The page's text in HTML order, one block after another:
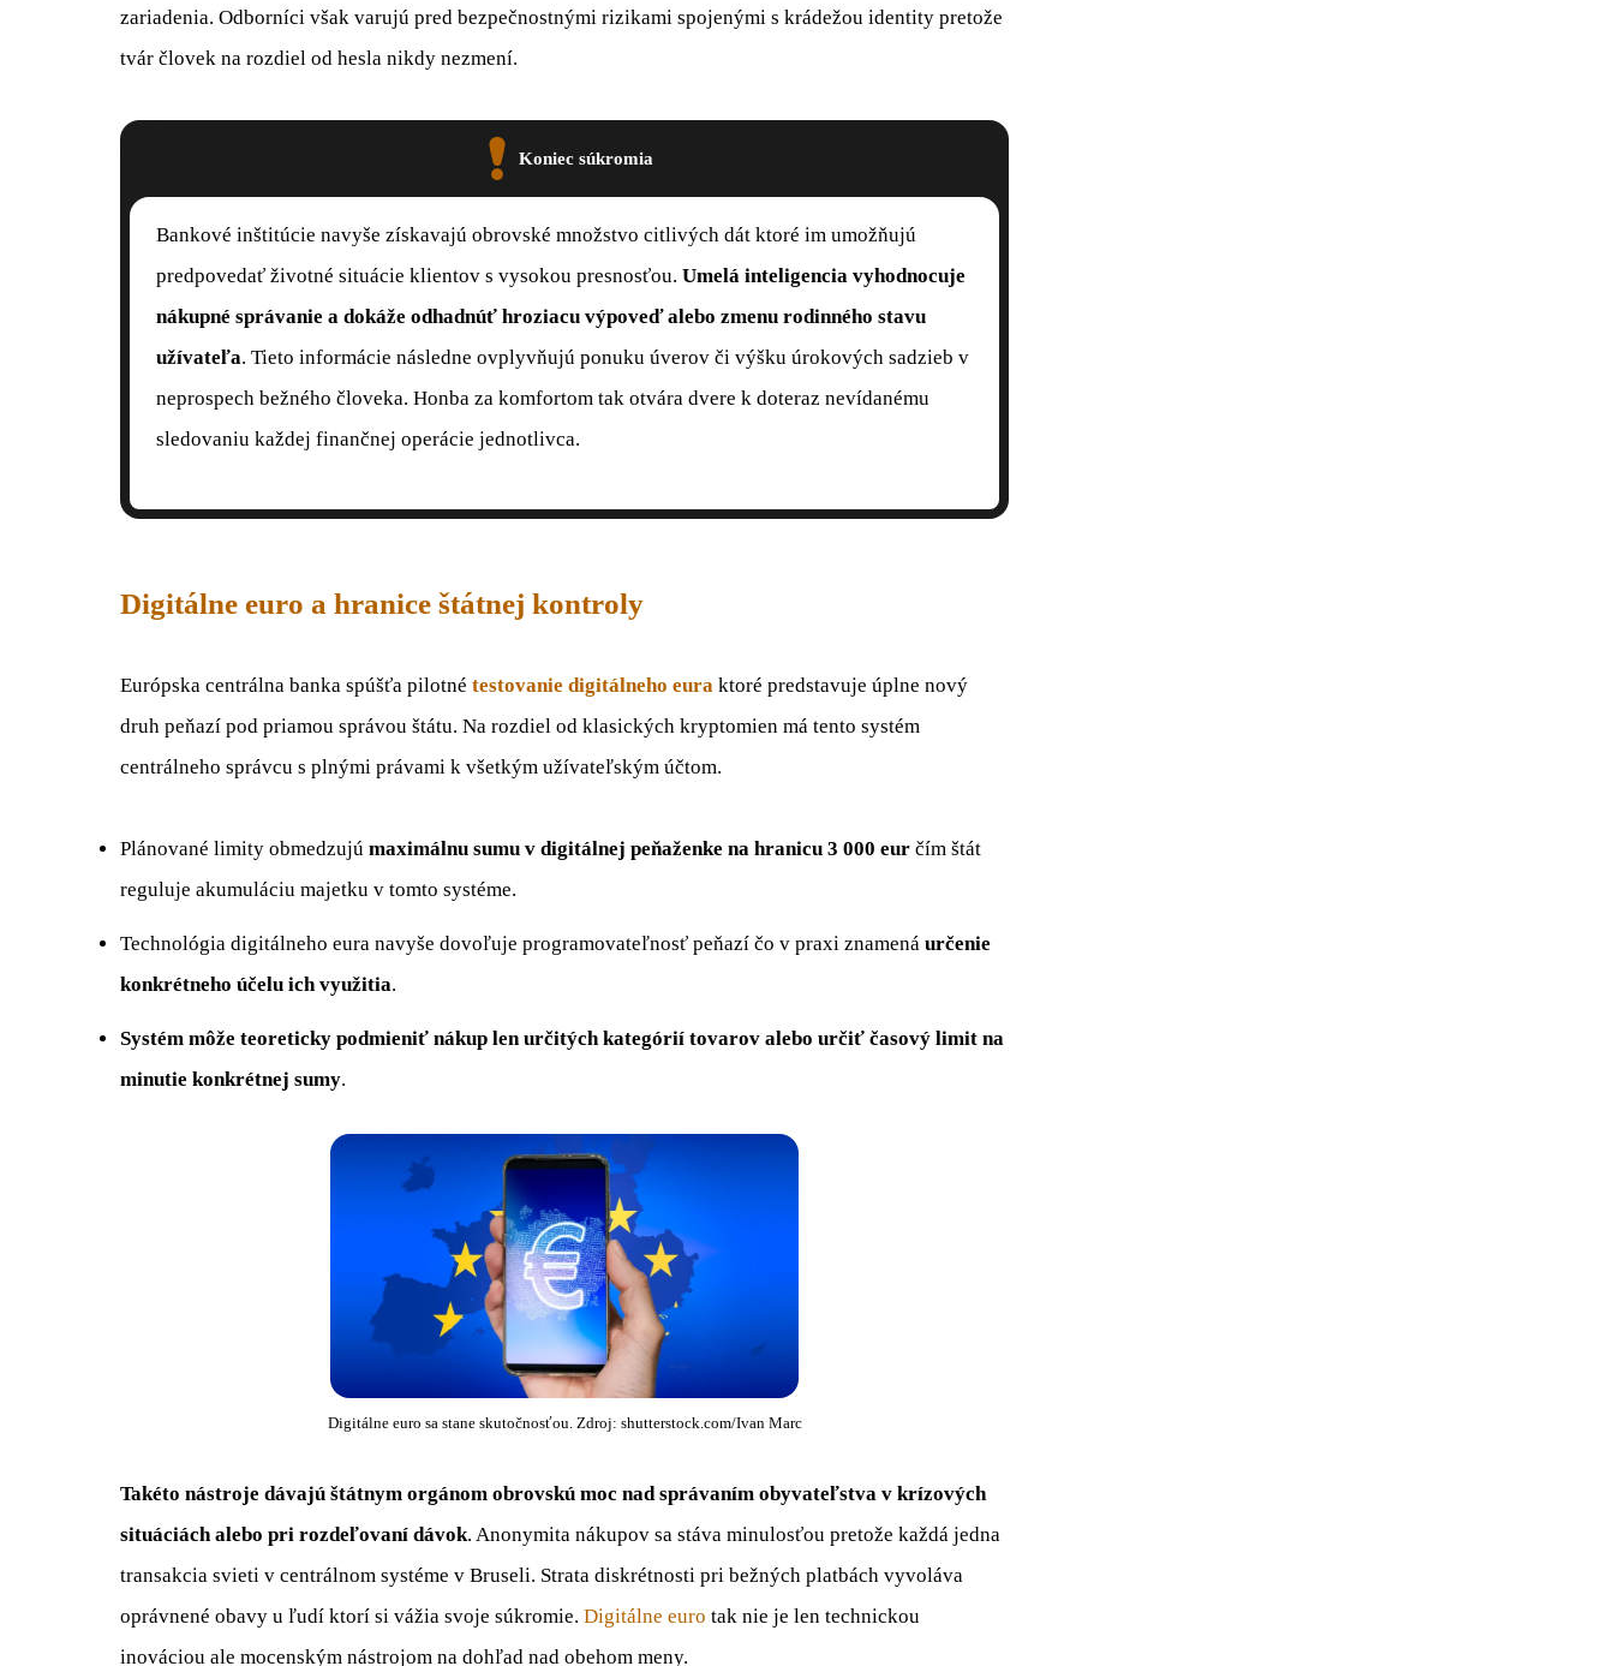
zariadenia. Odborníci však varujú pred bezpečnostnými rizikami spojenými s krádežou identity pretože
tvár človek na rozdiel od hesla nikdy nezmení.
Koniec súkromia
Bankové inštitúcie navyše získavajú obrovské množstvo citlivých dát ktoré im umožňujú
predpovedať životné situácie klientov s vysokou presnosťou. Umelá inteligencia vyhodnocuje
nákupné správanie a dokáže odhadnúť hroziacu výpoveď alebo zmenu rodinného stavu
užívateľa. Tieto informácie následne ovplyvňujú ponuku úverov či výšku úrokových sadzieb v
neprospech bežného človeka. Honba za komfortom tak otvára dvere k doteraz nevídanému
sledovaniu každej finančnej operácie jednotlivca.
Digitálne euro a hranice štátnej kontroly
Európska centrálna banka spúšťa pilotné testovanie digitálneho eura ktoré predstavuje úplne nový
druh peňazí pod priamou správou štátu. Na rozdiel od klasických kryptomien má tento systém
centrálneho správcu s plnými právami k všetkým užívateľským účtom.
Plánované limity obmedzujú maximálnu sumu v digitálnej peňaženke na hranicu 3 000 eur čím štát
reguluje akumuláciu majetku v tomto systéme.
Technológia digitálneho eura navyše dovoľuje programovateľnosť peňazí čo v praxi znamená určenie
konkrétneho účelu ich využitia.
Systém môže teoreticky podmieniť nákup len určitých kategórií tovarov alebo určiť časový limit na
minutie konkrétnej sumy.
Digitálne euro sa stane skutočnosťou. Zdroj: shutterstock.com/Ivan Marc
Takéto nástroje dávajú štátnym orgánom obrovskú moc nad správaním obyvateľstva v krízových
situáciách alebo pri rozdeľovaní dávok. Anonymita nákupov sa stáva minulosťou pretože každá jedna
transakcia svieti v centrálnom systéme v Bruseli. Strata diskrétnosti pri bežných platbách vyvoláva
oprávnené obavy u ľudí ktorí si vážia svoje súkromie. Digitálne euro tak nie je len technickou
inováciou ale mocenským nástrojom na dohľad nad obehom meny.